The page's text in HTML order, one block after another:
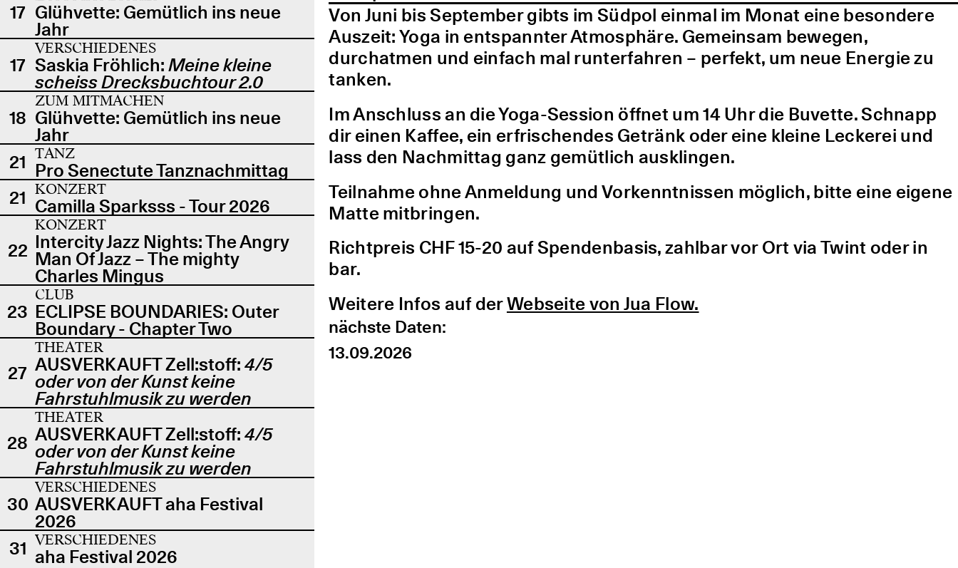
17 Glühvette: Gemütlich ins neue
Jahr
17
VERSCHIEDENES
Saskia Fröhlich: Meine kleine
scheiss Drecksbuchtour 2.0
18
ZUM MITMACHEN
Glühvette: Gemütlich ins neue
Jahr
21 TANZ
Pro Senectute Tanznachmittag
21 KONZERT
Camilla Sparksss - Tour 2026
22
KONZERT
Intercity Jazz Nights: The Angry
Man Of Jazz – The mighty
Charles Mingus
23
CLUB
ECLIPSE BOUNDARIES: Outer
Boundary - Chapter Two
27
THEATER
AUSVERKAUFT Zell:stoff: 4/5
oder von der Kunst keine
Fahrstuhlmusik zu werden
28
THEATER
AUSVERKAUFT Zell:stoff: 4/5
oder von der Kunst keine
Fahrstuhlmusik zu werden
30
VERSCHIEDENES
AUSVERKAUFT aha Festival
2026
31 VERSCHIEDENES
aha Festival 2026
Von Juni bis September gibts im Südpol einmal im Monat eine besondere
Auszeit: Yoga in entspannter Atmosphäre. Gemeinsam bewegen,
durchatmen und einfach mal runterfahren – perfekt, um neue Energie zu
tanken.
Im Anschluss an die Yoga-Session öffnet um 14 Uhr die Buvette. Schnapp
dir einen Kaffee, ein erfrischendes Getränk oder eine kleine Leckerei und
lass den Nachmittag ganz gemütlich ausklingen.
Teilnahme ohne Anmeldung und Vorkenntnissen möglich, bitte eine eigene
Matte mitbringen.
Richtpreis CHF 15-20 auf Spendenbasis, zahlbar vor Ort via Twint oder in
bar.
Weitere Infos auf derWebseite von Jua Flow.
nächste Daten:
13.09.2026